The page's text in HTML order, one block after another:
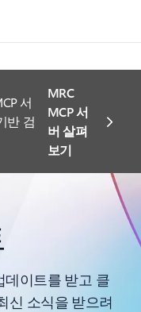
서
반 검
MRC
MCP 서
버 살펴
보기
데이트를 받고 클
신 소식을 받으려